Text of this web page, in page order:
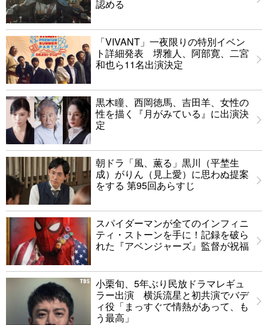
認める
「VIVANT」一夜限りの特別イベン
ト詳細発表 堺雅人、阿部寛、二宮
和也ら11名出演決定
黒木瞳、西岡徳馬、吉田羊、女性の
性を描く『月がみている』に出演決
定
朝ドラ「風、薫る」黒川（平埜生
成）がりん（見上愛）に思わぬ提案
をする 第95回あらすじ
スパイダーマンが全てのインフィニ
ティ・ストーンを手に！記録を破ら
れた『アベンジャーズ』監督が祝福
小栗旬、5年ぶり民放ドラマレギュ
ラー出演 横浜流星と初共演でバデ
ィ役「まっすぐで情熱があって、も
う最高」